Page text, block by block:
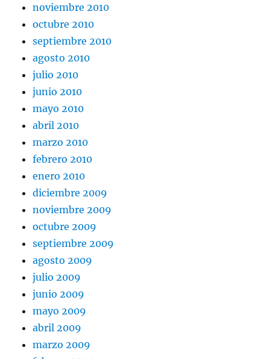
noviembre 2010
octubre 2010
septiembre 2010
agosto 2010
julio 2010
junio 2010
mayo 2010
abril 2010
marzo 2010
febrero 2010
enero 2010
diciembre 2009
noviembre 2009
octubre 2009
septiembre 2009
agosto 2009
julio 2009
junio 2009
mayo 2009
abril 2009
marzo 2009